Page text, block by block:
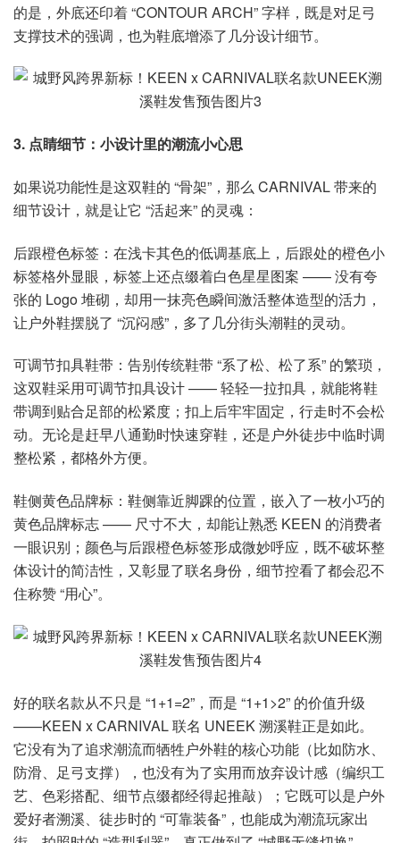
的是，外底还印着 “CONTOUR ARCH” 字样，既是对足弓
支撑技术的强调，也为鞋底增添了几分设计细节。
3. 点睛细节：小设计里的潮流小心思
如果说功能性是这双鞋的 “骨架”，那么 CARNIVAL 带来的
细节设计，就是让它 “活起来” 的灵魂：
后跟橙色标签：在浅卡其色的低调基底上，后跟处的橙色小
标签格外显眼，标签上还点缀着白色星星图案 —— 没有夸
张的 Logo 堆砌，却用一抹亮色瞬间激活整体造型的活力，
让户外鞋摆脱了 “沉闷感”，多了几分街头潮鞋的灵动。
可调节扣具鞋带：告别传统鞋带 “系了松、松了系” 的繁琐，
这双鞋采用可调节扣具设计 —— 轻轻一拉扣具，就能将鞋
带调到贴合足部的松紧度；扣上后牢牢固定，行走时不会松
动。无论是赶早八通勤时快速穿鞋，还是户外徒步中临时调
整松紧，都格外方便。
鞋侧黄色品牌标：鞋侧靠近脚踝的位置，嵌入了一枚小巧的
黄色品牌标志 —— 尺寸不大，却能让熟悉 KEEN 的消费者
一眼识别；颜色与后跟橙色标签形成微妙呼应，既不破坏整
体设计的简洁性，又彰显了联名身份，细节控看了都会忍不
住称赞 “用心”。
好的联名款从不只是 “1+1=2”，而是 “1+1>2” 的价值升级
——KEEN x CARNIVAL 联名 UNEEK 溯溪鞋正是如此。
它没有为了追求潮流而牺牲户外鞋的核心功能（比如防水、
防滑、足弓支撑），也没有为了实用而放弃设计感（编织工
艺、色彩搭配、细节点缀都经得起推敲）；它既可以是户外
爱好者溯溪、徒步时的 “可靠装备”，也能成为潮流玩家出